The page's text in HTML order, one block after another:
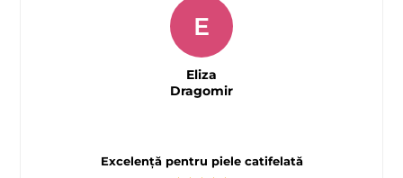
Excelență pentru piele catifelată
E
Eliza
Dragomir